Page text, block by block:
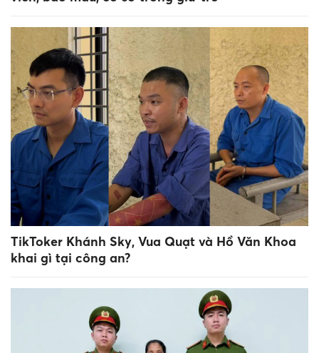
TikToker Khánh Sky, Vua Quạt và Hồ Văn Khoa
khai gì tại công an?